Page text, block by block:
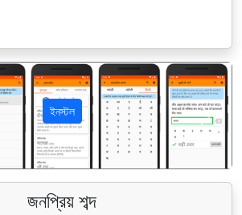
ইনস্টল
अगला
জনপ্রিয় শব্দ